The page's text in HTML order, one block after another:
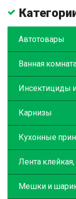
Автотовары
Ванная
Инсектициды
Карнизы
Кухонные
Лента
Мешки и